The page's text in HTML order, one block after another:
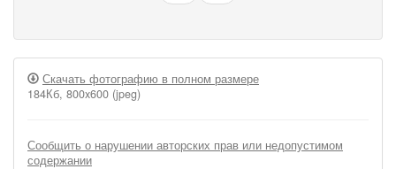
Скачать фотографию в полном размере
184Кб, 800x600 (jpeg)
Сообщить о нарушении авторских прав или недопустимом
содержании